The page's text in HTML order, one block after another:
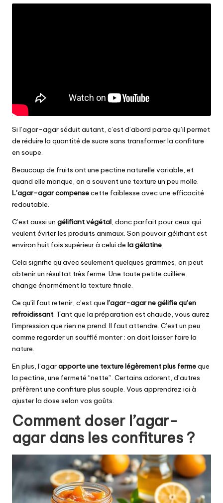
Si l’agar-agar séduit autant, c’est d’abord parce qu’il permet
de réduire la quantité de sucre sans transformer la confiture
en soupe.
Beaucoup de fruits ont une pectine naturelle variable, et
quand elle manque, on a souvent une texture un peu molle.
L’agar-agar compensecette faiblesse avec une efficacité
redoutable.
C’est aussi un gélifiant végétal, donc parfait pour ceux qui
veulent éviter les produits animaux. Son pouvoir gélifiant est
environ huit fois supérieur à celui de la gélatine.
Cela signifie qu’avec seulement quelques grammes, on peut
obtenir un résultat très ferme. Une toute petite cuillère
change énormément la texture finale.
Ce qu’il faut retenir, c’est que l’agar-agar ne gélifie qu’en
refroidissant. Tant que la préparation est chaude, vous aurez
l’impression que rien ne prend. Il faut attendre. C’est un peu
comme regarder un soufflé monter : on doit laisser faire la
nature.
En plus, l’agarapporte une texture légèrement plus fermeque
la pectine, une fermeté “nette”. Certains adorent, d’autres
préfèrent une confiture plus souple. Vous apprendrez ici à
ajuster la dose selon vos goûts.
Comment doser l’agar-
agar dans les confitures ?